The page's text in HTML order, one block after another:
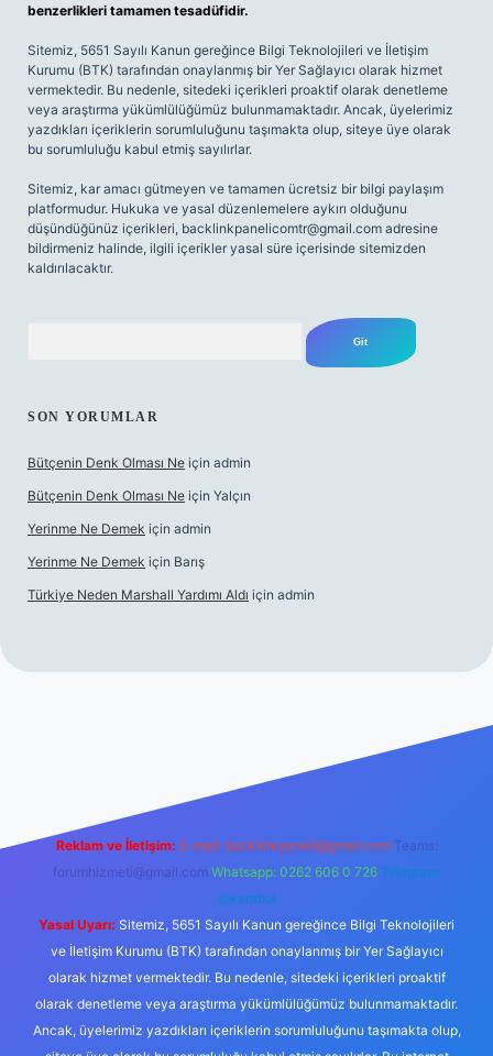
benzerlikleri tamamen tesadüfidir.
Sitemiz, 5651 Sayılı Kanun gereğince Bilgi Teknolojileri ve İletişim
Kurumu (BTK) tarafından onaylanmış bir Yer Sağlayıcı olarak hizmet
vermektedir. Bu nedenle, sitedeki içerikleri proaktif olarak denetleme
veya araştırma yükümlülüğümüz bulunmamaktadır. Ancak, üyelerimiz
yazdıkları içeriklerin sorumluluğunu taşımakta olup, siteye üye olarak
bu sorumluluğu kabul etmiş sayılırlar.
Sitemiz, kar amacı gütmeyen ve tamamen ücretsiz bir bilgi paylaşım
platformudur. Hukuka ve yasal düzenlemelere aykırı olduğunu
düşündüğünüz içerikleri, backlinkpanelicomtr@gmail.com adresine
bildirmeniz halinde, ilgili içerikler yasal süre içerisinde sitemizden
kaldırılacaktır.
SON YORUMLAR
Bütçenin Denk Olması Ne için admin
Bütçenin Denk Olması Ne için Yalçın
Yerinme Ne Demek için admin
Yerinme Ne Demek için Barış
Türkiye Neden Marshall Yardımı Aldı için admin
hiltonbet yeni giriş
Reklam ve İletişim: E-mail: backlinkpaneli@gmail.com Teams:
forumhizmeti@gmail.com Whatsapp: 0262 606 0 726 Telegram:
@karabul
Yasal Uyarı: Sitemiz, 5651 Sayılı Kanun gereğince Bilgi Teknolojileri
ve İletişim Kurumu (BTK) tarafından onaylanmış bir Yer Sağlayıcı
olarak hizmet vermektedir. Bu nedenle, sitedeki içerikleri proaktif
olarak denetleme veya araştırma yükümlülüğümüz bulunmamaktadır.
Ancak, üyelerimiz yazdıkları içeriklerin sorumluluğunu taşımakta olup,